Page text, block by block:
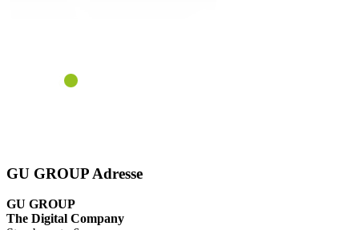
GU GROUP Adresse
GU GROUP
The Digital Company